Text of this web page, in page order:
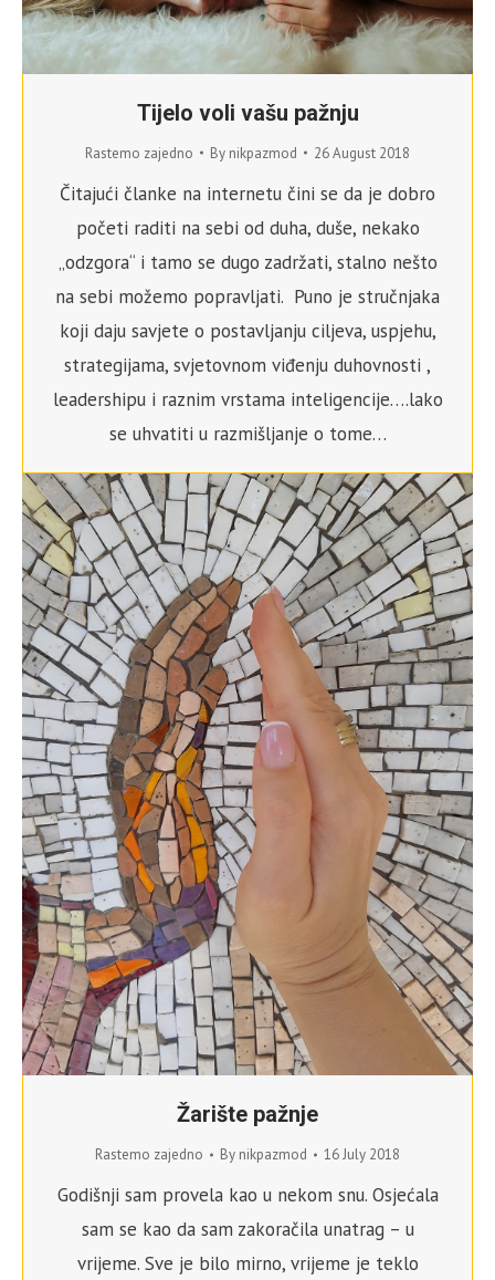
Tijelo voli vašu pažnju
Rastemo zajedno By nikpazmod 26 August 2018
Čitajući članke na internetu čini se da je dobro
početi raditi na sebi od duha, duše, nekako
„odzgora“ i tamo se dugo zadržati, stalno nešto
na sebi možemo popravljati. Puno je stručnjaka
koji daju savjete o postavljanju ciljeva, uspjehu,
strategijama, svjetovnom viđenju duhovnosti ,
leadershipu i raznim vrstama inteligencije….lako
se uhvatiti u razmišljanje o tome…
Žarište pažnje
Rastemo zajedno By nikpazmod 16 July 2018
Godišnji sam provela kao u nekom snu. Osjećala
sam se kao da sam zakoračila unatrag – u
vrijeme. Sve je bilo mirno, vrijeme je teklo